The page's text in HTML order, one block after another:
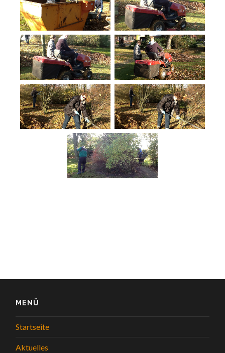
MENÜ
Startseite
Aktuelles